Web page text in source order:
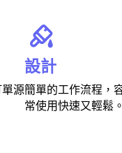
源
設計
簡單的工作流程，
常使用快速又輕鬆。